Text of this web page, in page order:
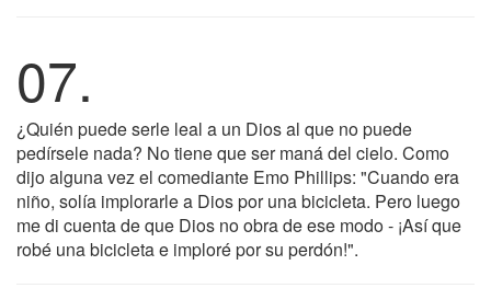
07.
¿Quién puede serle leal a un Dios al que no puede
pedírsele nada? No tiene que ser maná del cielo. Como
dijo alguna vez el comediante Emo Phillips: "Cuando era
niño, solía implorarle a Dios por una bicicleta. Pero luego
me di cuenta de que Dios no obra de ese modo - ¡Así que
robé una bicicleta e imploré por su perdón!".